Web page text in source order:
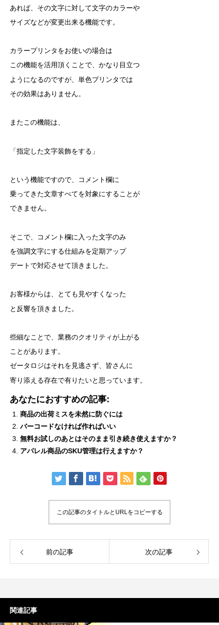
あれば、その文字に対して文字のカラーや
サイズなどが変更出来る機能です。
カラープリンタをお使いの場合は
この機能を活用頂くことで、かなり目立つ
ようになるのですが、単色プリンタでは
その効果はありません。
またこの機能は、
「指定した文字装飾をする」
という機能ですので、コメント欄に
乗ってきた文章すべてを対象にすることが
できません。
そこで、コメント欄に入った文字のみ
を強調文字にする仕組みを定期アップ
デートで対応させて頂きました。
お客様からは、とても見やすくなった
と反響を頂きました。
些細なことで、業務のクオリティが上がる
ことがあります。
ゼータロジはそれを見逃さず、皆さんに
寄り添える存在で有りたいと思っています。
あなたにおすすめの記事:
商品の出荷ミスを未然に防ぐには
バーコードなければ作ればいい
無料お試しのあとはそのまま引き続き使えますか？
アパレル商品のSKU管理は行えますか？
この記事のタイトルとURLをコピーする
前の記事 次の記事
関連記事